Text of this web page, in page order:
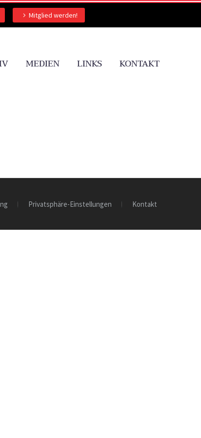
Mitglied werden!
MEDIEN LINKS KONTAKT
Privatsphäre-Einstellungen Kontakt